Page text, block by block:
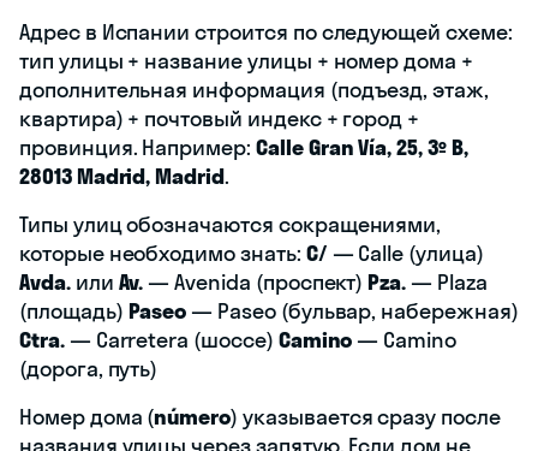
Адрес в Испании строится по следующей схеме:
тип улицы + название улицы + номер дома +
дополнительная информация (подъезд, этаж,
квартира) + почтовый индекс + город +
провинция. Например: Calle Gran Vía, 25, 3º B,
28013 Madrid, Madrid.
Типы улиц обозначаются сокращениями,
которые необходимо знать: C/ — Calle (улица)
Avda.или Av.— Avenida (проспект)Pza.— Plaza
(площадь) Paseo— Paseo (бульвар, набережная)
Ctra.— Carretera (шоссе) Camino— Camino
(дорога, путь)
Номер дома (número) указывается сразу после